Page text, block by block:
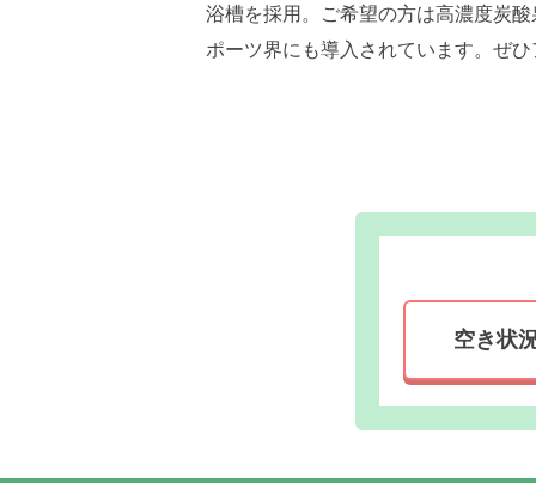
浴槽を採用。ご希望の方は高濃度炭
ポーツ界にも導入されています。ぜ
空き状